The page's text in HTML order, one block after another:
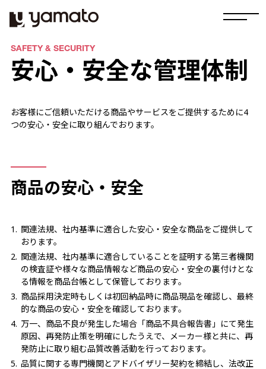
SAFETY & SECURITY
安心・安全な管理体制
お客様にご信頼いただける商品やサービスをご提供するために4
つの安心・安全に取り組んでおります。
商品の安心・安全
関連法規、社内基準に適合した安心・安全な商品をご提供して
おります。
関連法規、社内基準に適合していることを証明する第三者機関
の検査証や様々な商品情報など商品の安心・安全の裏付けとな
る情報を商品台帳として保管しております。
商品採用決定時もしくは初回納品時に商品現品を確認し、最終
的な商品の安心・安全を確認しております。
万一、商品不良が発生した場合「商品不具合報告書」にて発生
原因、再発防止策を明確にしたうえで、メーカー様と共に、再
発防止に取り組む品質改善活動を行っております。
品質に関する専門機関とアドバイザリー契約を締結し、法改正